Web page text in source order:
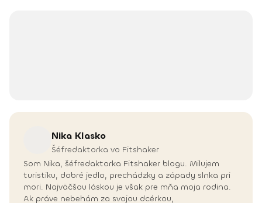
Nika Klasko
Šéfredaktorka vo Fitshaker
Som Nika, šéfredaktorka Fitshaker blogu. Milujem
turistiku, dobré jedlo, prechádzky a západy slnka pri
mori. Najväčšou láskou je však pre mňa moja rodina.
Ak práve nebehám za svojou dcérkou,